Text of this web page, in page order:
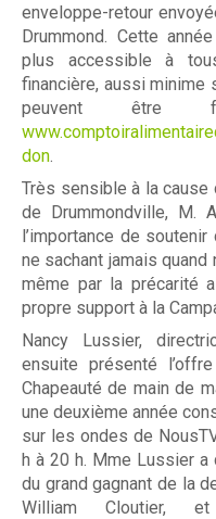
Objets
Tirage en
Guignolée
Partenaires de
Résultats -
Loto-Guignolée
enveloppe-retour
Drummond. Cette
plus accessible à
financière, aussi minime
peuvent
don
Très sensible à la cause
de Drummondville, M.
l’importance de
ne sachant jamais
même par la précarité
propre support à la
Nancy Lussier,
ensuite présenté
Chapeauté de main de
une deuxième année
sur les ondes de
h à 20 h. Mme Lussier
du grand gagnant de la
William Cloutier,